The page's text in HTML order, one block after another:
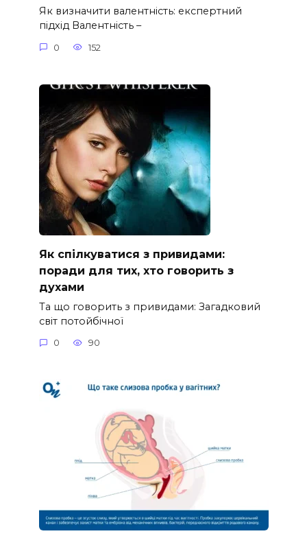
Як визначити валентність: експертний
підхід Валентність –
0 152
Як спілкуватися з привидами:
поради для тих, хто говорить з
духами
Та що говорить з привидами: Загадковий
світ потойбічної
0 90